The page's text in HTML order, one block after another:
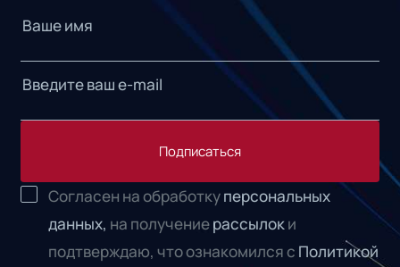
Подписаться
Согласен на обработкуперсональных
данных, на получениерассылок и
подтверждаю, что ознакомился с Политикой